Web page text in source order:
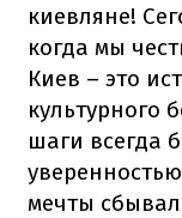
киевляне!
когда мы
Киев – это
культурного
шаги всегда
мечты